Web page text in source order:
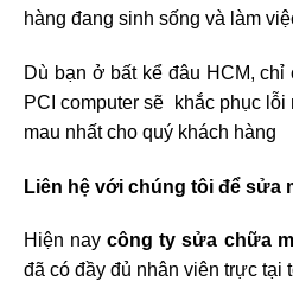
hàng đang sinh sống và làm
Dù bạn ở bất kể đâu HCM,
PCI computer sẽ khắc phục lỗi
mau nhất cho quý khách hàng
Liên hệ với chúng tôi để sửa
Hiện naycông ty sửa chữa
đã có đầy đủ nhân viên trực tại